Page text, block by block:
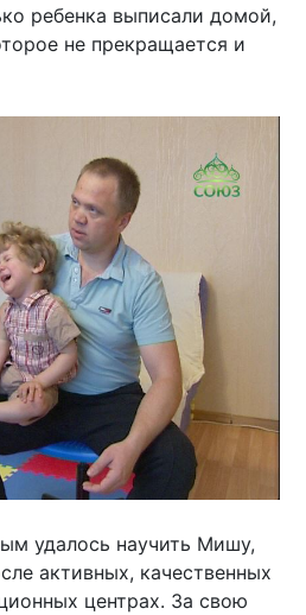
ребенка выписали домой,
не прекращается и
удалось научить Мишу,
активных, качественных
центрах. За свою